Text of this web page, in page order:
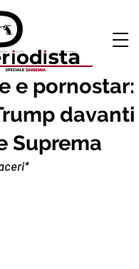
e pornostar:
davanti
Suprema